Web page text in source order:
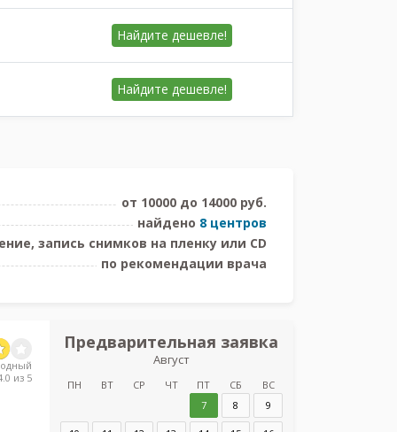
Найдите дешевле!
Найдите дешевле!
от 10000 до 14000 руб.
найдено 8 центров
запись снимков на пленку или CD
по рекомендации врача
из 5
Предварительная заявка
Август
ПН ВТ СР ЧТ ПТ СБ
ВС
7
8 9